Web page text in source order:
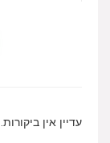
עדיין אין ביקורות.